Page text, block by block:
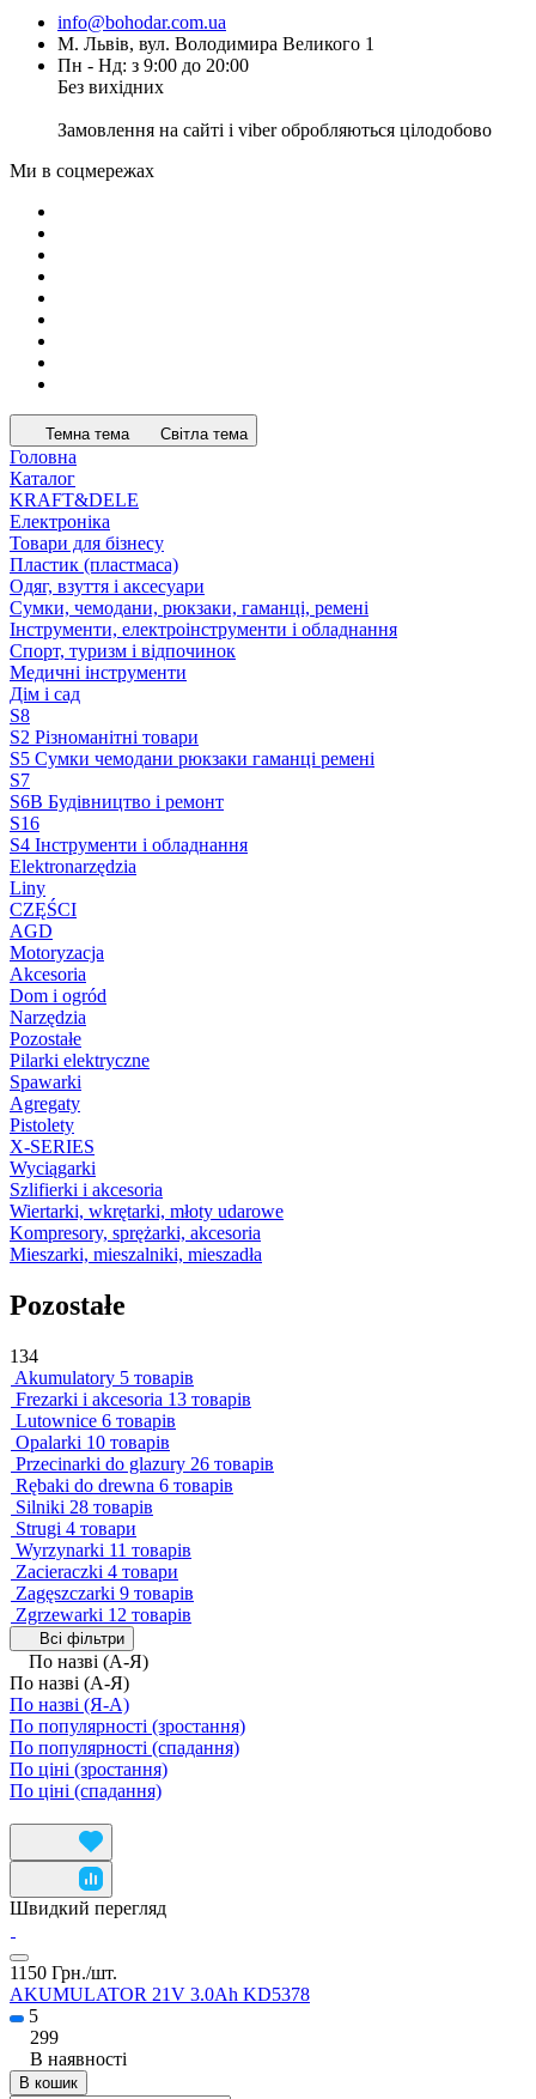
info@bohodar.com.ua
М. Львів, вул. Володимира Великого 1
Пн - Нд: з 9:00 до 20:00
Без вихідних
Замовлення на сайті і viber обробляються цілодобово
Ми в соцмережах
Темна тема Світла тема
Головна
Каталог
KRAFT&DELE
Електроніка
Товари для бізнесу
Пластик (пластмаса)
Одяг, взуття і аксесуари
Сумки, чемодани, рюкзаки, гаманці, ремені
Інструменти, електроінструменти і обладнання
Спорт, туризм і відпочинок
Медичні інструменти
Дім і сад
S8
S2 Різноманітні товари
S5 Сумки чемодани рюкзаки гаманці ремені
S7
S6B Будівництво і ремонт
S16
S4 Інструменти і обладнання
Elektronarzędzia
Liny
CZĘŚCI
AGD
Motoryzacja
Akcesoria
Dom i ogród
Narzędzia
Pozostałe
Pilarki elektryczne
Spawarki
Agregaty
Pistolety
X-SERIES
Wyciągarki
Szlifierki i akcesoria
Wiertarki, wkrętarki, młoty udarowe
Kompresory, sprężarki, akcesoria
Mieszarki, mieszalniki, mieszadła
Pozostałe
134
Akumulatory 5 товарів
Frezarki i akcesoria 13 товарів
Lutownice 6 товарів
Opalarki 10 товарів
Przecinarki do glazury 26 товарів
Rębaki do drewna 6 товарів
Silniki 28 товарів
Strugi 4 товари
Wyrzynarki 11 товарів
Zacieraczki 4 товари
Zagęszczarki 9 товарів
Zgrzewarki 12 товарів
Всі фільтри
По назві (А-Я)
По назві (А-Я)
По назві (Я-А)
По популярності (зростання)
По популярності (спадання)
По ціні (зростання)
По ціні (спадання)
Швидкий перегляд
1150 Грн./шт.
AKUMULATOR 21V 3.0Ah KD5378
5
299
В наявності
В кошик